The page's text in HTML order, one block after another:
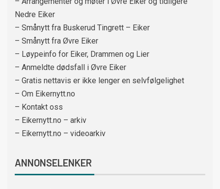
Nedre Eiker
– Smånytt fra Buskerud Tingrett – Eiker
– Smånytt fra Øvre Eiker
– Løypeinfo for Eiker, Drammen og Lier
– Anmeldte dødsfall i Øvre Eiker
– Gratis nettavis er ikke lenger en selvfølgelighet
– Om Eikernytt.no
– Kontakt oss
– Eikernytt.no – arkiv
– Eikernytt.no – videoarkiv
ANNONSELENKER